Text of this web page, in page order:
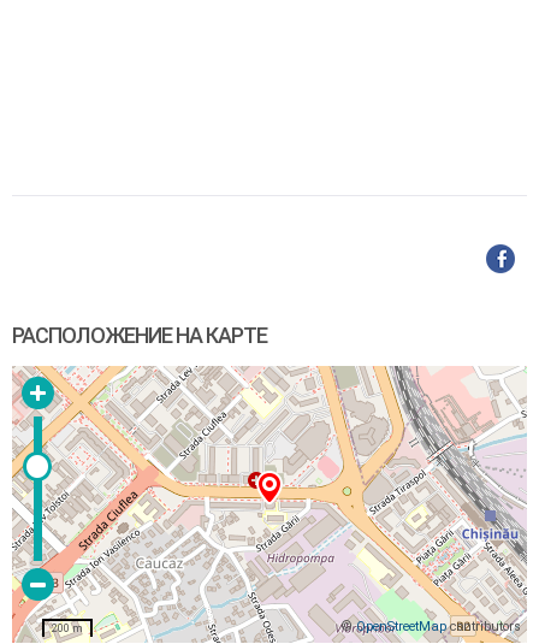
РАСПОЛОЖЕНИЕ НА КАРТЕ
©OpenStreetMapcontributors
200 m